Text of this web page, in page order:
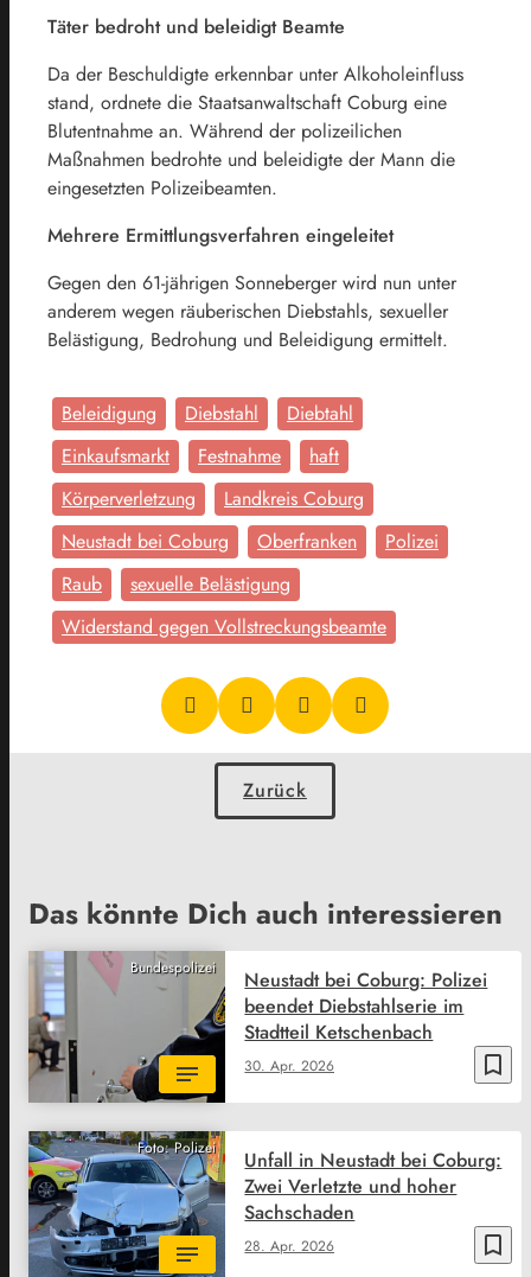
Täter bedroht und beleidigt Beamte
Da der Beschuldigte erkennbar unter Alkoholeinfluss
stand, ordnete die Staatsanwaltschaft Coburg eine
Blutentnahme an. Während der polizeilichen
Maßnahmen bedrohte und beleidigte der Mann die
eingesetzten Polizeibeamten.
Mehrere Ermittlungsverfahren eingeleitet
Gegen den 61-jährigen Sonneberger wird nun unter
anderem wegen räuberischen Diebstahls, sexueller
Belästigung, Bedrohung und Beleidigung ermittelt.
Beleidigung Diebstahl
Diebtahl
Einkaufsmarkt
Festnahme
haft
Körperverletzung
Landkreis Coburg
Neustadt bei Coburg
Oberfranken
Polizei
Raub
sexuelle Belästigung
Widerstand gegen Vollstreckungsbeamte
Zurück
Das könnte Dich auch interessieren
Bundespolizei
bookmark_border
30. Apr. 2026
Neustadt bei Coburg: Polizei
beendet Diebstahlserie im
Stadtteil Ketschenbach
Foto: Polizei
bookmark_border
28. Apr. 2026
Unfall in Neustadt bei Coburg:
Zwei Verletzte und hoher
Sachschaden